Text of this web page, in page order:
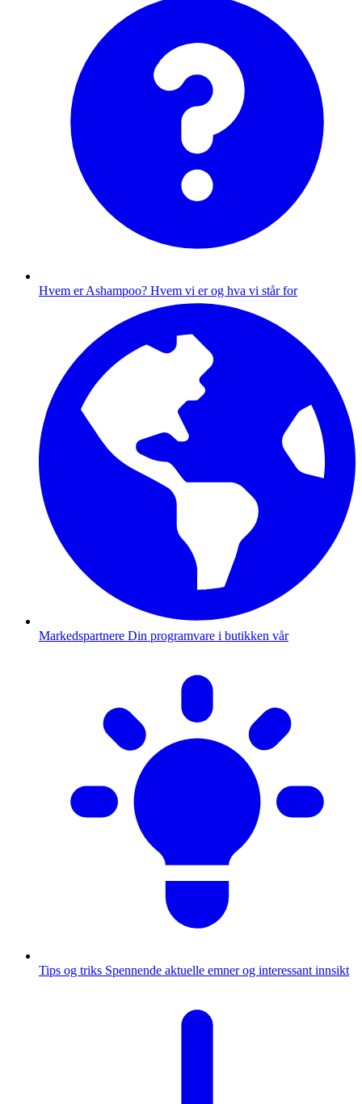
Hvem er Ashampoo? Hvem vi er og hva vi står for
Markedspartnere Din programvare i butikken vår
Tips og triks Spennende aktuelle emner og interessant innsikt